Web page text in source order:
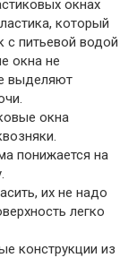
окнах
который
с питьевой водой
окна не
выделяют
окна
понижается на
их не надо
легко
конструкции из